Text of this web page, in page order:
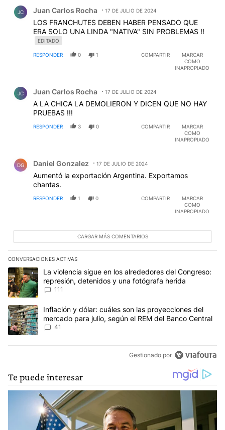
JC Juan Carlos Rocha 17 DE JULIO DE 2024
LOS FRANCHUTES DEBEN HABER PENSADO QUE
ERA SOLO UNA LINDA "NATIVA" SIN PROBLEMAS !!
EDITADO
RESPONDER 0 1 COMPARTIR
MARCAR
COMO
INAPROPIADO
JC Juan Carlos Rocha 17 DE JULIO DE 2024
A LA CHICA LA DEMOLIERON Y DICEN QUE NO HAY
PRUEBAS !!!
RESPONDER 3 0 COMPARTIR
MARCAR
COMO
INAPROPIADO
DG Daniel Gonzalez 17 DE JULIO DE 2024
Aumentó la exportación Argentina. Exportamos
chantas.
RESPONDER 1 0 COMPARTIR
MARCAR
COMO
INAPROPIADO
CARGAR MÁS COMENTARIOS
CONVERSACIONES ACTIVAS
Este listado muestra los artículos con más comentarios en los
Un artículo de tendencia con el título "La violencia sigue en los
La violencia sigue en los alrededores del Congreso:
represión, detenidos y una fotógrafa herida
111
Un artículo de tendencia con el título "Inflación y dólar: cuáles
Inflación y dólar: cuáles son las proyecciones del
mercado para julio, según el REM del Banco Central
41
Gestionado por